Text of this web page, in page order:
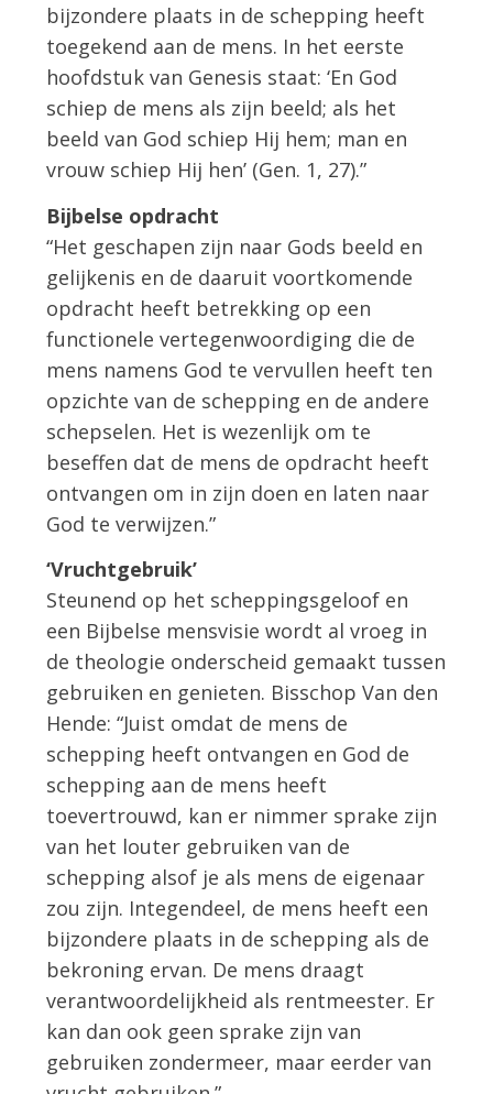
bijzondere plaats in de schepping heeft
toegekend aan de mens. In het eerste
hoofdstuk van Genesis staat: ‘En God
schiep de mens als zijn beeld; als het
beeld van God schiep Hij hem; man en
vrouw schiep Hij hen’ (Gen. 1, 27).”
Bijbelse opdracht
“Het geschapen zijn naar Gods beeld en
gelijkenis en de daaruit voortkomende
opdracht heeft betrekking op een
functionele vertegenwoordiging die de
mens namens God te vervullen heeft ten
opzichte van de schepping en de andere
schepselen. Het is wezenlijk om te
beseffen dat de mens de opdracht heeft
ontvangen om in zijn doen en laten naar
God te verwijzen.”
‘Vruchtgebruik’
Steunend op het scheppingsgeloof en
een Bijbelse mensvisie wordt al vroeg in
de theologie onderscheid gemaakt tussen
gebruiken en genieten. Bisschop Van den
Hende: “Juist omdat de mens de
schepping heeft ontvangen en God de
schepping aan de mens heeft
toevertrouwd, kan er nimmer sprake zijn
van het louter gebruiken van de
schepping alsof je als mens de eigenaar
zou zijn. Integendeel, de mens heeft een
bijzondere plaats in de schepping als de
bekroning ervan. De mens draagt
verantwoordelijkheid als rentmeester. Er
kan dan ook geen sprake zijn van
gebruiken zondermeer, maar eerder van